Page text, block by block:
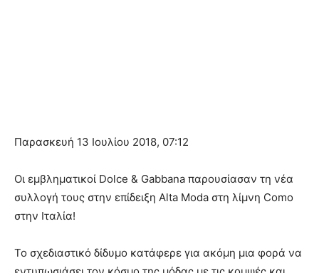
Παρασκευή 13 Ιουλίου 2018, 07:12
Οι εμβληματικοί Dolce & Gabbana παρουσίασαν τη νέα
συλλογή τους στην επίδειξη Alta Moda στη λίμνη Como
στην Ιταλία!
Το σχεδιαστικό δίδυμο κατάφερε για ακόμη μια φορά να